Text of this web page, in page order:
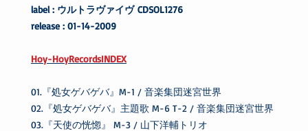
label : ウルトラヴァイヴ CDSOL1276
release : 01-14-2009
Hoy-HoyRecordsINDEX
01.『処女ゲバゲバ』M-1 / 音楽集団迷宮世界
02.『処女ゲバゲバ』主題歌 M-6 T-2 / 音楽集団迷宮世界
03.『天使の恍惚』 M-3 / 山下洋輔トリオ